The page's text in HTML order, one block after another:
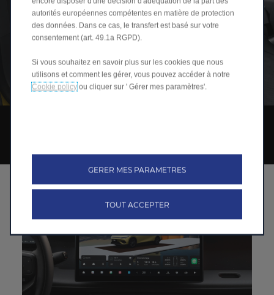
autorités européennes compétentes en matière de protection
des données. Dans ce cas, le transfert est basé sur votre
consentement (art. 49.1a RGPD).
Si vous souhaitez en savoir plus sur les cookies que nous
utilisons et comment les gérer, vous pouvez accéder à notre
Cookie policy ou cliquer sur ' Gérer mes paramètres'.
GERER MES PARAMETRES
TOUT ACCEPTER